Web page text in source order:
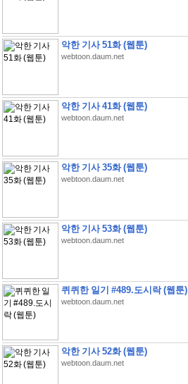
악한 기사 51화 (웹툰)
webtoon.daum.net
악한 기사 41화 (웹툰)
webtoon.daum.net
악한 기사 35화 (웹툰)
webtoon.daum.net
악한 기사 53화 (웹툰)
webtoon.daum.net
퀴퀴한 일기 #489.도시락 (웹툰)
webtoon.daum.net
악한 기사 52화 (웹툰)
webtoon.daum.net